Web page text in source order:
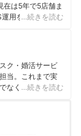
は5年で5店舗ま
用を統括。パー
メイク実績を有
く。
…続きを読む
ク・婚活サービ
当。これまで実
なく、医師や婚
が選びやすい情
いる。
…続きを読む